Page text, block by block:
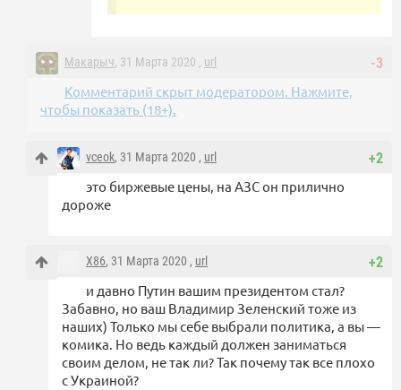
-3
Макарыч, 31 Марта 2020 , url
Комментарий скрыт модератором. Нажмите,
чтобы показать (18+).
+2
vceok, 31 Марта 2020 , url
это биржевые цены, на АЗС он прилично
дороже
+2
X86, 31 Марта 2020 , url
и давно Путин вашим президентом стал?
Забавно, но ваш Владимир Зеленский тоже из
наших) Только мы себе выбрали политика, а вы —
комика. Но ведь каждый должен заниматься
своим делом, не так ли? Так почему так все плохо
с Украиной?